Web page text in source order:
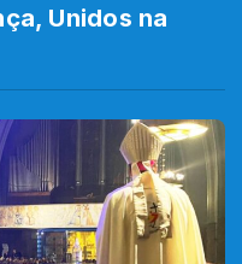
Unidos na